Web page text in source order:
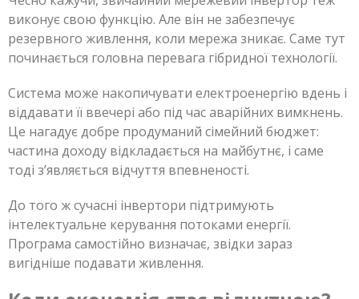
виконує свою функцію. Але він не забезпечує
резервного живлення, коли мережа зникає. Саме тут
починається головна перевага гібридної технології.
Система може накопичувати електроенергію вдень і
віддавати її ввечері або під час аварійних вимкнень.
Це нагадує добре продуманий сімейний бюджет:
частина доходу відкладається на майбутнє, і саме
тоді з’являється відчуття впевненості.
До того ж сучасні інвертори підтримують
інтелектуальне керування потоками енергії.
Програма самостійно визначає, звідки зараз
вигідніше подавати живлення.